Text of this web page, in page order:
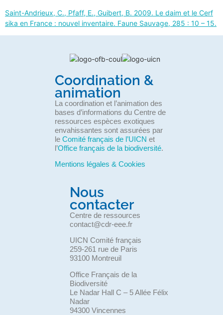
Saint-Andrieux, C., Pfaff, E., Guibert, B. 2009. Le daim et le Cerf
sika en France : nouvel inventaire. Faune Sauvage, 285 : 10 – 15.
Coordination &
animation
La coordination et l’animation des
bases d’informations du Centre de
ressources espèces exotiques
envahissantes sont assurées par
le Comité français de l’UICN et
l’Office français de la biodiversité.
Mentions légales & Cookies
Nous
contacter
Centre de ressources
contact@cdr-eee.fr
UICN Comité français
259-261 rue de Paris
93100 Montreuil
Office Français de la
Biodiversité
Le Nadar Hall C – 5 Allée Félix
Nadar
94300 Vincennes